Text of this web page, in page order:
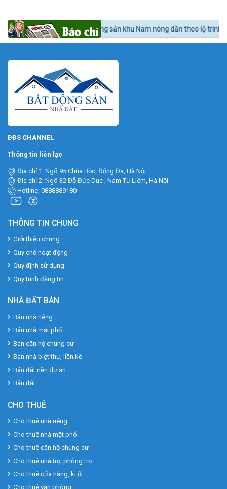
tức 24h BĐS:Bất động sản khu Nam nóng dần theo lộ trình lên quận
BĐS CHANNEL
Thông tin liên lạc
Địa chỉ 1: Ngõ 95 Chùa Bộc, Đống Đa, Hà Nội.
Địa chỉ 2: Ngõ 32 Đỗ Đức Dục , Nam Từ Liêm, Hà Nội
Hotline: 0888889180
THÔNG TIN CHUNG
Giới thiệu chung
Quy chế hoạt động
Quy định sử dụng
Quy trình đăng tin
NHÀ ĐẤT BÁN
Bán nhà riêng
Bán nhà mặt phố
Bán căn hộ chung cư
Bán nhà biệt thự, liền kề
Bán đất nền dự án
Bán đất
CHO THUÊ
Cho thuê nhà riêng
Cho thuê nhà mặt phố
Cho thuê căn hộ chung cư
Cho thuê nhà trọ, phòng trọ
Cho thuê cửa hàng, ki ốt
Cho thuê văn phòng